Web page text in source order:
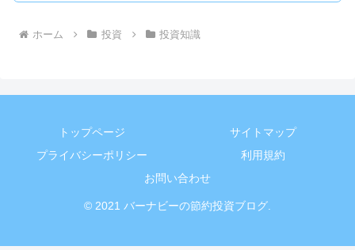
ホーム 投資 投資知識
トップページ
サイトマップ
プライバシーポリシー
利用規約
お問い合わせ
© 2021 バーナビーの節約投資ブログ.